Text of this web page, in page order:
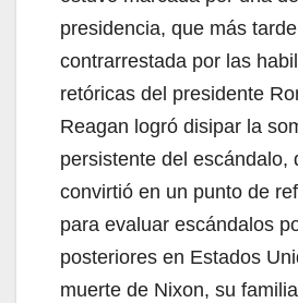
presidencia, que más
contrarrestada por las
retóricas del presidente
Reagan logró disipar la
persistente del escándalo,
convirtió en un punto de
para evaluar escándalos
posteriores en Estados
muerte de Nixon, su